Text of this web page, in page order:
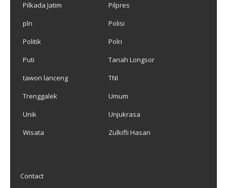
Pilkada Jatim
Pilpres
pln
Polisi
Politik
Polri
Puti
Tanah Longsor
tawon lanceng
TNI
Trenggalek
Umum
Unik
Unjukrasa
Wisata
Zulkifli Hasan
Contact